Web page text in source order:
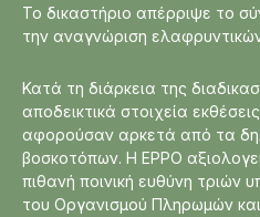
Το δικαστήριο απέρριψε το
την αναγνώριση
Κατά τη διάρκεια της
αποδεικτικά στοιχεία
αφορούσαν αρκετά από τα
βοσκοτόπων. Η EPPO
πιθανή ποινική ευθύνη τριών
του Οργανισμού Πληρωμών